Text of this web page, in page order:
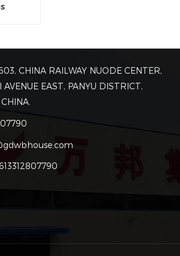
CHINA RAILWAY NUODE CENTER,
AVENUE EAST, PANYU DISTRICT,